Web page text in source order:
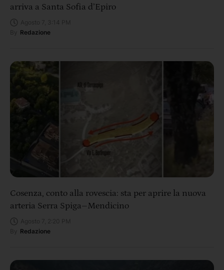
arriva a Santa Sofia d’Epiro
Redazione
Cosenza, conto alla rovescia: sta per aprire la nuova
arteria Serra Spiga–Mendicino
Redazione